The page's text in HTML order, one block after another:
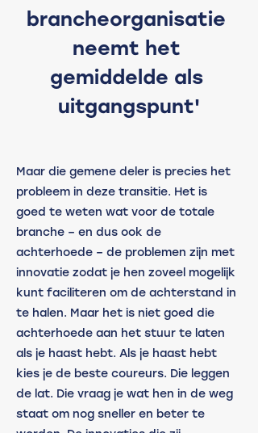
brancheorganisatie
neemt het
gemiddelde als
uitgangspunt'
Maar die gemene deler is precies het
probleem in deze transitie. Het is
goed te weten wat voor de totale
branche – en dus ook de
achterhoede – de problemen zijn met
innovatie zodat je hen zoveel mogelijk
kunt faciliteren om de achterstand in
te halen. Maar het is niet goed die
achterhoede aan het stuur te laten
als je haast hebt. Als je haast hebt
kies je de beste coureurs. Die leggen
de lat. Die vraag je wat hen in de weg
staat om nog sneller en beter te